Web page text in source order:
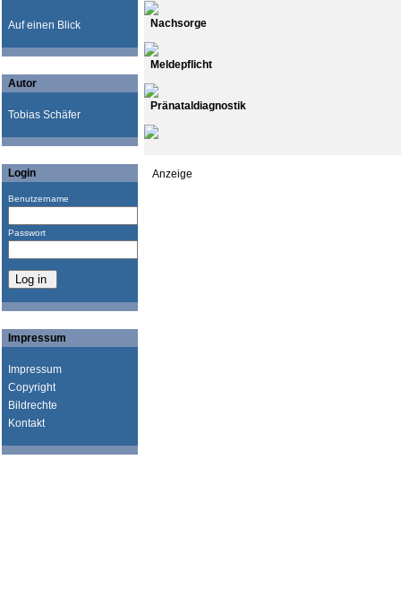
Auf einen Blick
Autor
Tobias Schäfer
Login
Benutzername
Passwort
Impressum
Impressum
Copyright
Bildrechte
Kontakt
Nachsorge
Meldepflicht
Pränataldiagnostik
Anzeige